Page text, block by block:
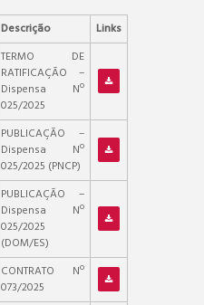
Descrição Links
TERMO DE
RATIFICAÇÃO –
Dispensa Nº
025/2025
PUBLICAÇÃO –
Dispensa Nº
025/2025 (PNCP)
PUBLICAÇÃO –
Dispensa Nº
025/2025
(DOM/ES)
CONTRATO Nº
073/2025